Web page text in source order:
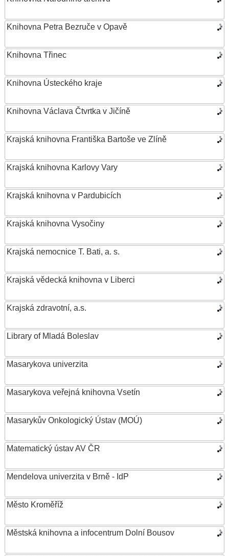
Knihovna Petra Bezruče v Opavě
Knihovna Třinec
Knihovna Ústeckého kraje
Knihovna Václava Čtvrtka v Jičíně
Krajská knihovna Františka Bartoše ve Zlíně
Krajská knihovna Karlovy Vary
Krajská knihovna v Pardubicích
Krajská knihovna Vysočiny
Krajská nemocnice T. Bati, a. s.
Krajská vědecká knihovna v Liberci
Krajská zdravotní, a.s.
Library of Mladá Boleslav
Masarykova univerzita
Masarykova veřejná knihovna Vsetín
Masarykův Onkologický Ústav (MOÚ)
Matematický ústav AV ČR
Mendelova univerzita v Brně - IdP
Město Kroměříž
Městská knihovna a infocentrum Dolní Bousov